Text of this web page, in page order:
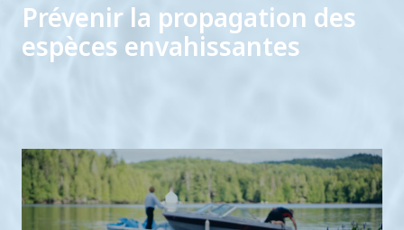
Prévenir la propagation des
espèces envahissantes